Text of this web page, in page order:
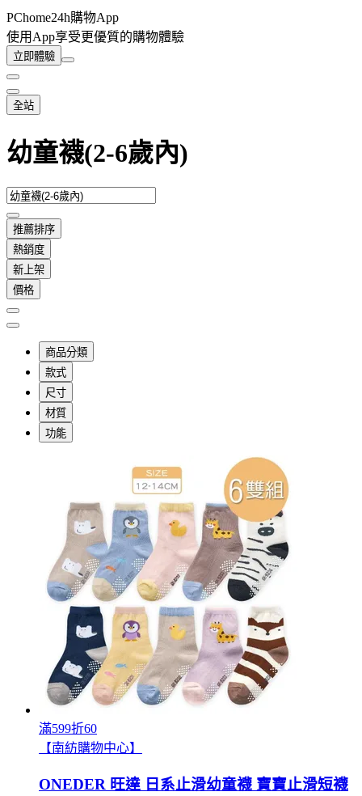
PChome24h購物App
使用App享受更優質的購物體驗
立即體驗
全站
幼童襪(2-6歲內)
推薦排序
熱銷度
新上架
價格
商品分類
款式
尺寸
材質
功能
滿599折60
【南紡購物中心】
ONEDER 旺達 日系止滑幼童襪 寶寶止滑短襪